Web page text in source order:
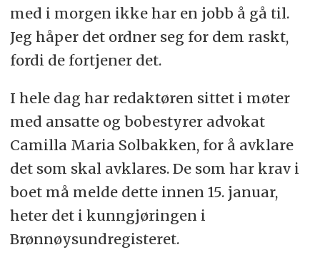
med i morgen ikke har en jobb å gå til.
Jeg håper det ordner seg for dem raskt,
fordi de fortjener det.
I hele dag har redaktøren sittet i møter
med ansatte og bobestyrer advokat
Camilla Maria Solbakken, for å avklare
det som skal avklares. De som har krav i
boet må melde dette innen 15. januar,
heter det i kunngjøringen i
Brønnøysundregisteret.